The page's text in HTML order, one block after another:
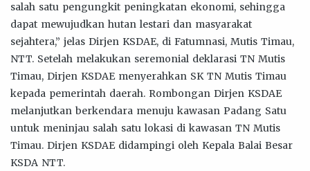
salah satu pengungkit peningkatan ekonomi, sehingga
dapat mewujudkan hutan lestari dan masyarakat
sejahtera,” jelas Dirjen KSDAE, di Fatumnasi, Mutis Timau,
NTT. Setelah melakukan seremonial deklarasi TN Mutis
Timau, Dirjen KSDAE menyerahkan SK TN Mutis Timau
kepada pemerintah daerah. Rombongan Dirjen KSDAE
melanjutkan berkendara menuju kawasan Padang Satu
untuk meninjau salah satu lokasi di kawasan TN Mutis
Timau. Dirjen KSDAE didampingi oleh Kepala Balai Besar
KSDA NTT.